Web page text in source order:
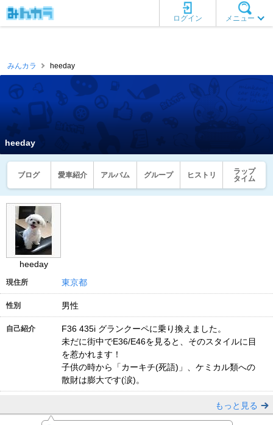
メニュー
ログイン
みんカラ heeday
heeday
ブログ 愛車紹介 アルバム グループ ヒストリ
ラップ
タイム
heeday
現住所 東京都
性別 男性
自己紹介
F36 435i グランクーペに乗り換えました。
未だに街中でE36/E46を見ると、そのスタイルに目
を惹かれます！
子供の時から「カーキチ(死語)」、ケミカル類への
散財は膨大です(涙)。
もっと見る